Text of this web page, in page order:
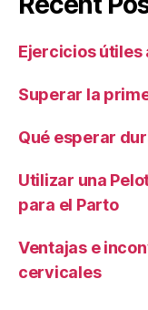
Ejercicios útiles
Superar la
Qué esperar
Utilizar una
para el Parto
Ventajas e
cervicales